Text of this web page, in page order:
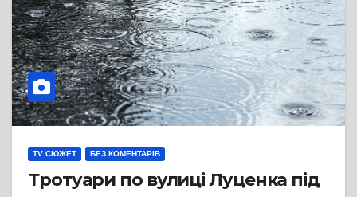
TV СЮЖЕТ БЕЗ КОМЕНТАРІВ
Тротуари по вулиці Луценка під